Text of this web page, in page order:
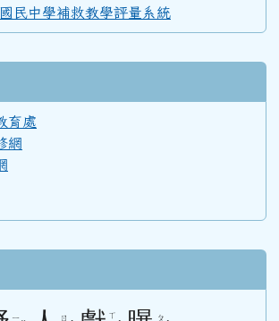
學年度(108年6月)第49屆教師
民中學補救教學評量系統
育處
網
ㄧ ㄖ
ㄒ
ㄆ